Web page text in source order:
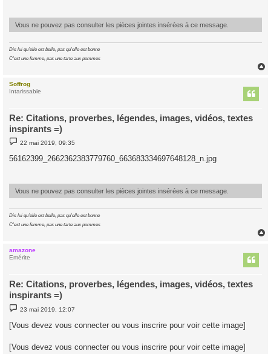
e
Vous ne pouvez pas consulter les pièces jointes insérées à ce message.
Dis lui qu'elle est belle, pas qu'elle est bonne
C'est une femme, pas une tarte aux pommes
Soffrog
Intarissable
Re: Citations, proverbes, légendes, images, vidéos, textes
inspirants =)
M
s
s
e
22 mai 2019, 09:35
56162399_2662362383779760_663683334697648128_n.jpg
Vous ne pouvez pas consulter les pièces jointes insérées à ce message.
Dis lui qu'elle est belle, pas qu'elle est bonne
C'est une femme, pas une tarte aux pommes
amazone
Emérite
Re: Citations, proverbes, légendes, images, vidéos, textes
inspirants =)
M
e
s
e
23 mai 2019, 12:07
[Vous devez vous connecter ou vous inscrire pour voir cette image]
[Vous devez vous connecter ou vous inscrire pour voir cette image]